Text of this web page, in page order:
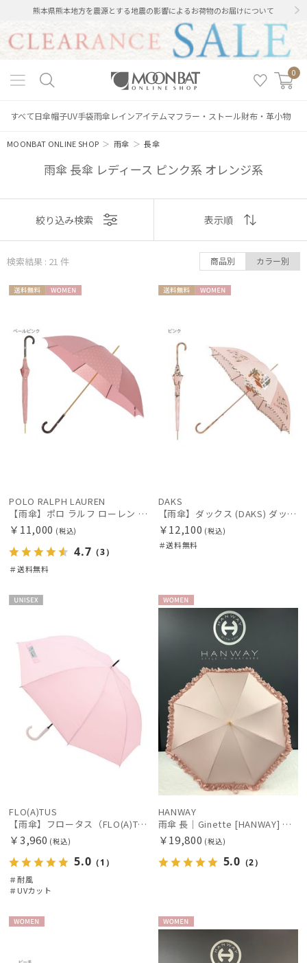
熊本県熊本地方を震源とする地震の影響によるお荷物のお届けについて
0
すべて日傘帽子UV手袋雨傘 レインアイテムマフラー・ストール財布・革小物
MOONBAT ONLINE SHOP ＞雨傘 ＞長傘
雨傘 長傘 レディース ピンク系 オレンジ系
絞り込み
レディース メンズ キッズ
カテゴリー
ブランド
傘機能
帽子
財布・革小物
表示
おすすめ
価格の高い
順
価格の低い
順
絞り込み検索 表示順
検索結果 : 21 件 商品別 カラー別
POLO RALPH LAUREN
【雨傘】ポロ ラルフ ローレン (POLO RALPH LAUREN) ロゴ ジャカード 長傘 【公式ムーンバット】レディース 日本製 グラスファイバー
￥11,000 (税込)
4.7 （3）
＃送料無料
DAKS
【雨傘】ダックス (DAKS) ダックスベア サテン
￥12,100 (税込)
＃送料無料
FLO(A)TUS
【雨傘】フロータス（FLO(A)TUS） プレーン60 超撥水傘 晴雨兼用 UV対応 耐風
￥3,960 (税込)
5.0 （1）
＃耐風
＃UVカット
WOME
HANWAY
雨傘 長｜Ginette [HANWAY] @maruyumi様ご紹介アイテム
￥19,800 (税込)
5.0 （2）
WOME